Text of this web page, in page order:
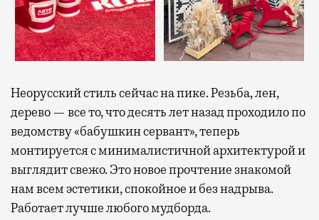
Неорусский стиль сейчас на пике. Резьба, лен,
дерево — все то, что десять лет назад проходило по
ведомству «бабушкин сервант», теперь
монтируется с минималистичной архитектурой и
выглядит свежо. Это новое прочтение знакомой
нам всем эстетики, спокойное и без надрыва.
Работает лучше любого мудборда.